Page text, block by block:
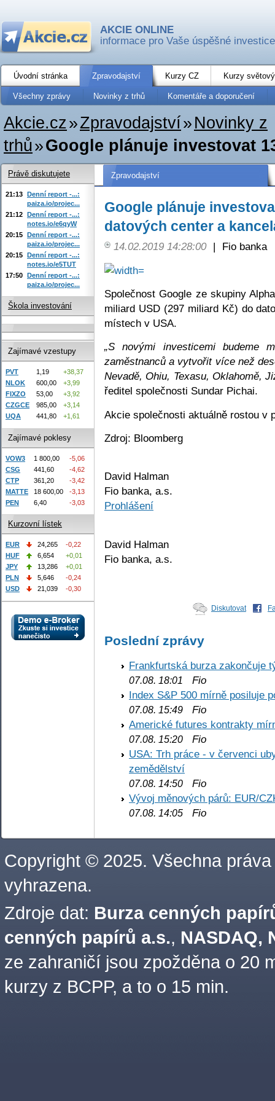
AKCIE ONLINE
informace pro Vaše úspěšné investice
Úvodní stránka Zpravodajství Kurzy CZ Kurzy
Všechny zprávy Novinky z trhů Komentáře a doporučení
Akcie.cz»Zpravodajství» Novinky z
trhů»Google plánuje investovat
Zpravodajství
Google plánuje
datových center a
14.02.2019 14:28:00 | Fio banka
Společnost Google ze skupiny
miliard USD (297 miliard Kč) do
místech v USA.
„S novými investicemi budeme
zaměstnanců a vytvořit více než
Nevadě, Ohiu, Texasu, Oklahomě,
ředitel společnosti Sundar Pichai.
Akcie společnosti aktuálně rostou v
Zdroj: Bloomberg
David Halman
Fio banka, a.s.
Prohlášení
David Halman
Fio banka, a.s.
Diskutovat
Poslední zprávy
Frankfurtská burza zakončuje
07.08. 18:01
Fio
Index S&P 500 mírně posiluje
07.08. 15:49 Fio
Americké futures kontrakty
07.08. 15:20 Fio
USA: Trh práce - v červenci
zemědělství
07.08. 14:50 Fio
Vývoj měnových párů: EUR/
07.08. 14:05 Fio
Právě diskutujete
21:13 Denní report -...:
paiza.io/projec...
21:12 Denní report -...:
notes.io/e6qyW
20:15 Denní report -...:
paiza.io/projec...
20:15 Denní report -...:
notes.io/e5TUT
17:50 Denní report -...:
paiza.io/projec...
Škola investování
Zajímavé vzestupy
PVT 1,19
+38,37
NLOK
600,00
+3,99
FIXZO
53,00
+3,92
CZGCE
985,00
+3,14
UQA
441,80 +1,61
Zajímavé poklesy
VOW3 1 800,00
-5,06
CSG
441,60
-4,62
CTP
361,20
-3,42
MATTE
18 600,00
-3,13
PEN
6,40 -3,03
Kurzovní lístek
EUR 24,265
-0,22
HUF
6,654
+0,01
JPY
13,286
+0,01
PLN
5,646
-0,24
USD
21,039 -0,30
Copyright © 2025. Všechna práva
vyhrazena.
Zdroje dat: Burza cenných
cenných papírů a.s., NASDAQ,
ze zahraničí jsou zpožděna o 20
kurzy z BCPP, a to o 15 min.